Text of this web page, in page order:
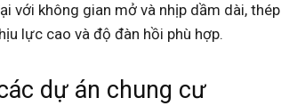
với không gian mở và nhịp dầm dài,
lực cao và độ đàn hồi phù hợp.
dự án chung cư